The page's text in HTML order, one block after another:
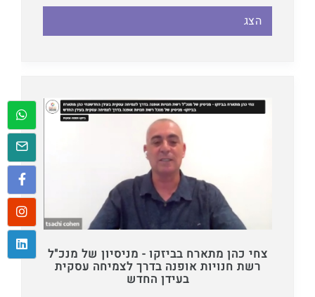
הצג
צחי כהן מתארח בביזקו - מניסיון של מנכ"ל
רשת חנויות אופנה בדרך לצמיחה עסקית
בעידן החדש